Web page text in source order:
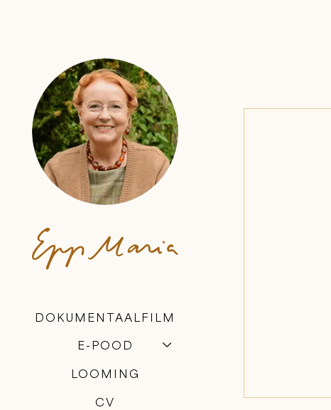
DOKUMENTAALFILM
E-POOD
LOOMING
CV